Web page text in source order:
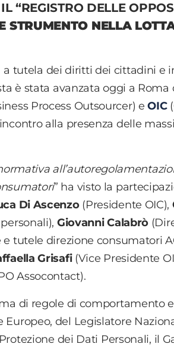
“REGISTRO DELLE
STRUMENTO NELLA
tutela dei diritti dei cittadini e
è stata avanzata oggi a Roma
Process Outsourcer) eOIC
alla presenza delle
” ha visto la
Di Ascenzo(Presidente OIC),
Giovanni Calabrò
e tutele direzione consumatori
Grisafi(Vice Presidente
Assocontact).
di regole di comportamento
del Legislatore
dei Dati Personali, il